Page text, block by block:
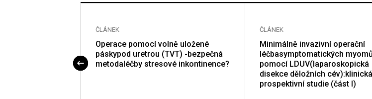
ČLÁNEK
Operace pomocí volně uložené
páskypod uretrou (TVT) -bezpečná
metodaléčby stresové inkontinence?
ČLÁNEK
Minimálně invazivní operační
léčbasymptomatických myomů
pomocí LDUV(laparoskopická
disekce děložních cév):klinická
prospektivní studie (část I)